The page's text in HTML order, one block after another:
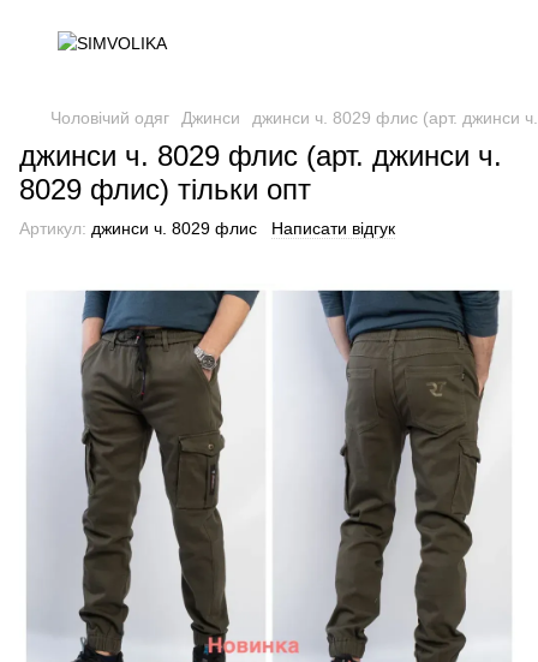
Чоловічий одяг Джинси джинси ч. 8029 флис (арт. джинси
джинси ч. 8029 флис (арт. джинси ч.
8029 флис) тільки опт
Артикул: джинси ч. 8029 флис Написати відгук